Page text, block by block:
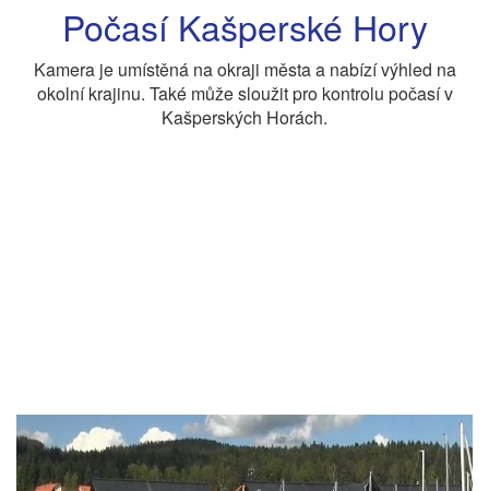
Počasí Kašperské Hory
Kamera je umístěná na okraji města a nabízí výhled na
okolní krajinu. Také může sloužit pro kontrolu počasí v
Kašperských Horách.